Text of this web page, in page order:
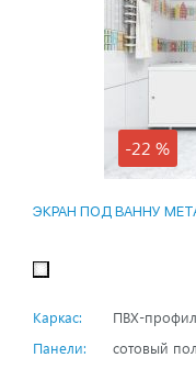
-22 %
ЭКРАН ПОД ВАННУ
Каркас:
ПВХ-
Панели:
сотовый